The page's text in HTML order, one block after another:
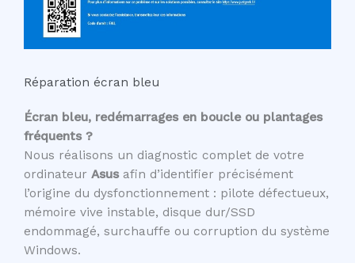
Réparation écran bleu
Écran bleu, redémarrages en boucle ou plantages
fréquents ?
Nous réalisons un diagnostic complet de votre
ordinateur Asusafin d’identifier précisément
l’origine du dysfonctionnement : pilote défectueux,
mémoire vive instable, disque dur/SSD
endommagé, surchauffe ou corruption du système
Windows.